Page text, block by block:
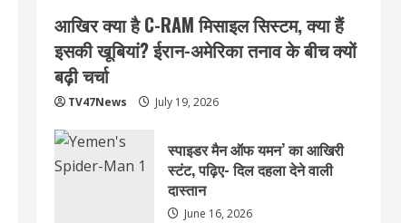
आखिर क्या है C-RAM मिसाइल सिस्टम, क्या हैं
इसकी खूबियां? ईरान-अमेरिका तनाव के बीच क्यों
बढ़ी चर्चा
TV47News July 19, 2026
स्पाइडर मैन ऑफ यमन’ का आखिरी
स्टंट, पढ़िए- दिल दहला देने वाली
दास्तान
June 16, 2026